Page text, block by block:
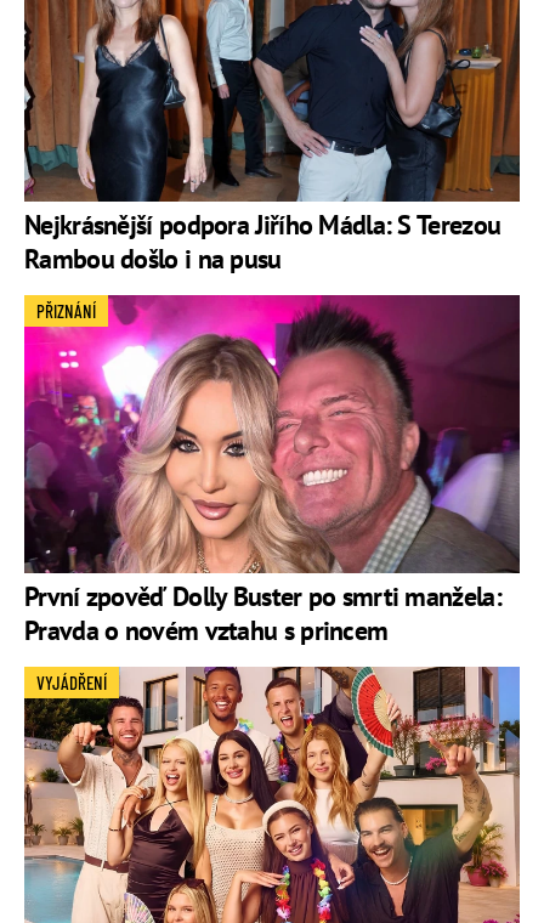
Nejkrásnější podpora Jiřího Mádla: S Terezou
Rambou došlo i na pusu
První zpověď Dolly Buster po smrti manžela:
Pravda o novém vztahu s princem
PŘIZNÁNÍ
VYJÁDŘENÍ